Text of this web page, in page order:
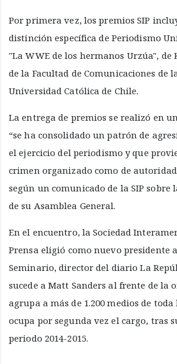
Por primera vez, los premios SIP
distinción específica de Periodismo
"La WWE de los hermanos Urzúa", de
de la Facultad de Comunicaciones de
Universidad Católica de Chile.
La entrega de premios se realizó en
“se ha consolidado un patrón de
el ejercicio del periodismo y que
crimen organizado como de
según un comunicado de la SIP sobre
de su Asamblea General.
En el encuentro, la Sociedad
Prensa eligió como nuevo presidente
Seminario, director del diario La
sucede a Matt Sanders al frente de la
agrupa a más de 1.200 medios de
ocupa por segunda vez el cargo, tras
periodo 2014-2015.